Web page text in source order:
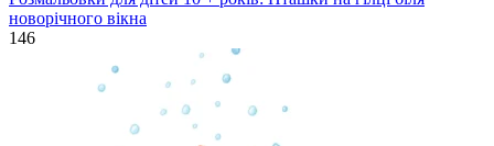
новорічного вікна
146